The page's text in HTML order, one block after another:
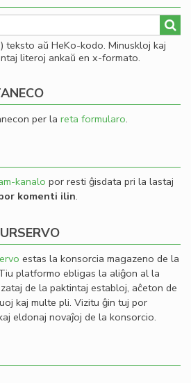
teksto aŭ HeKo-kodo. Minuskloj kaj
literoj ankaŭ en x-formato.
per la reta formularo.
kanalo por resti ĝisdata pri la lastaj
komenti ilin.
estas la konsorcia magazeno de la
platformo ebligas la aliĝon al la
de la paktintaj establoj, aĉeton de
kaj multe pli. Vizitu ĝin tuj por
eldonaj novaĵoj de la konsorcio.